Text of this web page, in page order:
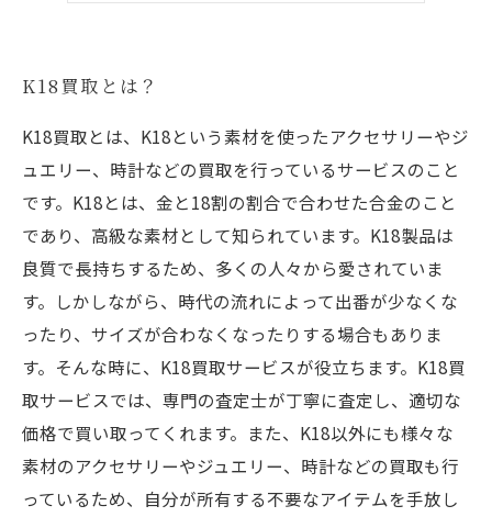
K18買取とは？
K18買取とは、K18という素材を使ったアクセサリーやジ
ュエリー、時計などの買取を行っているサービスのこと
です。K18とは、金と18割の割合で合わせた合金のこと
であり、高級な素材として知られています。K18製品は
良質で長持ちするため、多くの人々から愛されていま
す。しかしながら、時代の流れによって出番が少なくな
ったり、サイズが合わなくなったりする場合もありま
す。そんな時に、K18買取サービスが役立ちます。K18買
取サービスでは、専門の査定士が丁寧に査定し、適切な
価格で買い取ってくれます。また、K18以外にも様々な
素材のアクセサリーやジュエリー、時計などの買取も行
っているため、自分が所有する不要なアイテムを手放し